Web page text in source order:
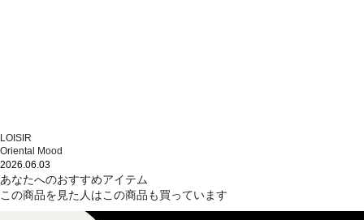
LOISIR
Oriental Mood
2026.06.03
あなたへのおすすめアイテム
この商品を見た人はこの商品も買っています